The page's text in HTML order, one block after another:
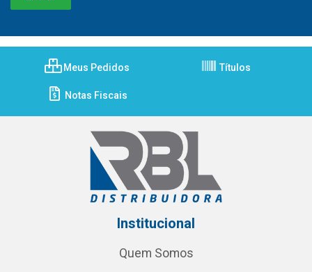
Meus Pedidos Títulos
Notas Fiscais
Institucional
Quem Somos